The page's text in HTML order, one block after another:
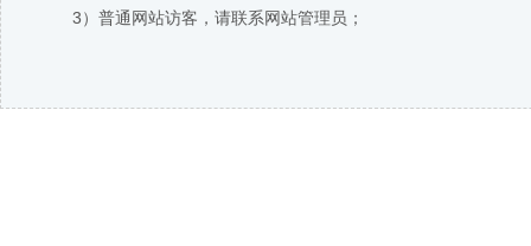
3）普通网站访客，请联系网站管理员；